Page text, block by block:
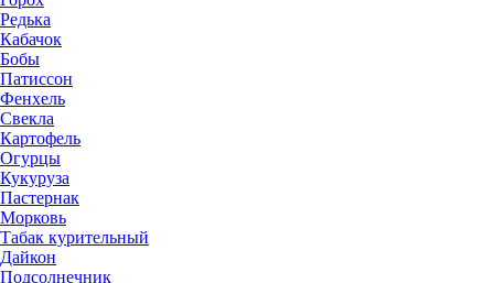
Редька
Кабачок
Бобы
Патиссон
Фенхель
Свекла
Картофель
Огурцы
Кукуруза
Пастернак
Морковь
Табак курительный
Дайкон
Подсолнечник